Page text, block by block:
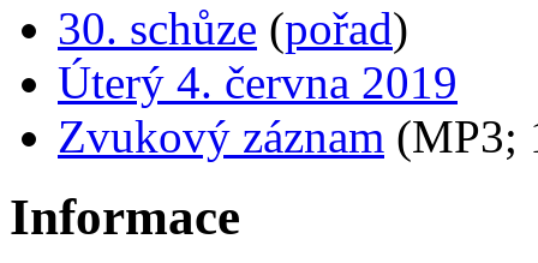
30. schůze (pořad)
Úterý 4. června 2019
Zvukový záznam (MP3;
Informace